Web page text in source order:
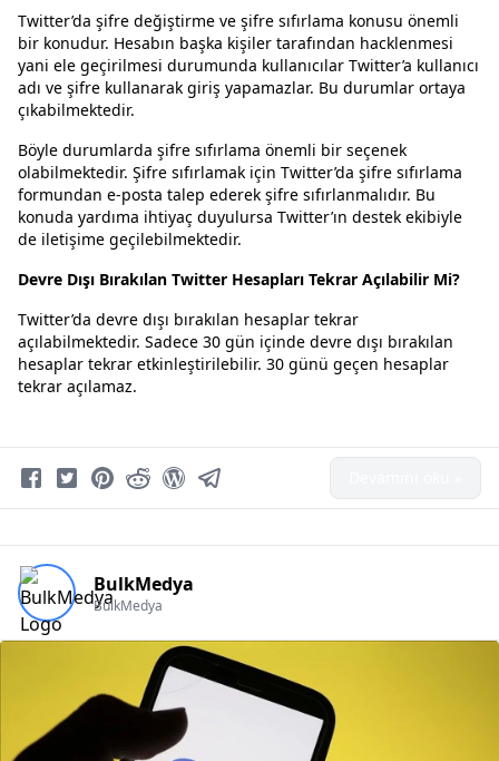
Twitter’da şifre değiştirme ve şifre sıfırlama konusu önemli
bir konudur. Hesabın başka kişiler tarafından hacklenmesi
yani ele geçirilmesi durumunda kullanıcılar Twitter’a kullanıcı
adı ve şifre kullanarak giriş yapamazlar. Bu durumlar ortaya
çıkabilmektedir.
Böyle durumlarda şifre sıfırlama önemli bir seçenek
olabilmektedir. Şifre sıfırlamak için Twitter’da şifre sıfırlama
formundan e-posta talep ederek şifre sıfırlanmalıdır. Bu
konuda yardıma ihtiyaç duyulursa Twitter’ın destek ekibiyle
de iletişime geçilebilmektedir.
Devre Dışı Bırakılan Twitter Hesapları Tekrar Açılabilir Mi?
Twitter’da devre dışı bırakılan hesaplar tekrar
açılabilmektedir. Sadece 30 gün içinde devre dışı bırakılan
hesaplar tekrar etkinleştirilebilir. 30 günü geçen hesaplar
tekrar açılamaz.
BulkMedya
BulkMedya